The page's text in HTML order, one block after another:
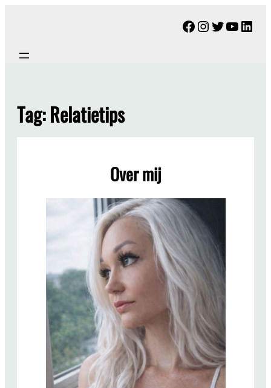
inhoud
Facebook
Instagram
Twitter
Tag:Relatietips
Over mij